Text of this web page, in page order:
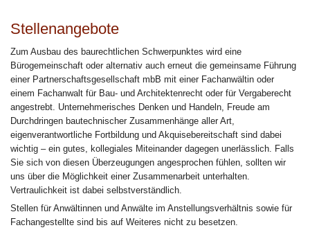
Stellenangebote
Zum Ausbau des baurechtlichen Schwerpunktes wird eine
Bürogemeinschaft oder alternativ auch erneut die gemeinsame Führung
einer Partnerschaftsgesellschaft mbB mit einer Fachanwältin oder
einem Fachanwalt für Bau- und Architektenrecht oder für Vergaberecht
angestrebt. Unternehmerisches Denken und Handeln, Freude am
Durchdringen bautechnischer Zusammenhänge aller Art,
eigenverantwortliche Fortbildung und Akquisebereitschaft sind dabei
wichtig – ein gutes, kollegiales Miteinander dagegen unerlässlich. Falls
Sie sich von diesen Überzeugungen angesprochen fühlen, sollten wir
uns über die Möglichkeit einer Zusammenarbeit unterhalten.
Vertraulichkeit ist dabei selbstverständlich.
Stellen für Anwältinnen und Anwälte im Anstellungsverhältnis sowie für
Fachangestellte sind bis auf Weiteres nicht zu besetzen.